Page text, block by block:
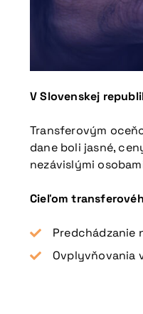
V Slovenskej
Transferovým
dane boli jasné,
nezávislými
Cieľom
Predchádzanie
Ovplyvňovania